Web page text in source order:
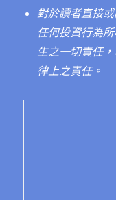
對於讀者直接
任何投資行為
生之一切責任
律上之責任。